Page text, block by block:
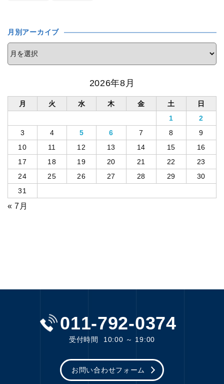
月別アーカイブ
2026年8月
月 火 水 木 金 土
日
1
2
3
4 5 6 7 8
9
10
11 12 13 14 15
16
17
18 19 20 21 22
23
24
25 26 27 28 29
30
31
« 7月
011-792-0374
受付時間 10:00 ～ 19:00
お問い合わせフォーム